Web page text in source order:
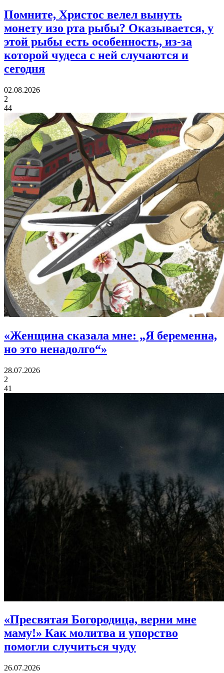
Помните, Христос велел вынуть
монету изо рта рыбы? Оказывается, у
этой рыбы есть особенность, из-за
которой чудеса с ней случаются и
сегодня
02.08.2026
2
44
«Женщина сказала мне: „Я беременна,
но это ненадолго“»
28.07.2026
2
41
«Пресвятая Богородица, верни мне
маму!» Как молитва и упорство
помогли случиться чуду
26.07.2026